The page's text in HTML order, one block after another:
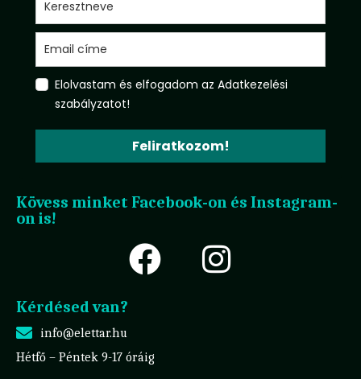
Elolvastam és elfogadom az Adatkezelési
szabályzatot!
Feliratkozom!
Kövess minket Facebook-on és Instagram-
on is!
Kérdésed van?
info@elettar.hu
Hétfő – Péntek 9-17 óráig